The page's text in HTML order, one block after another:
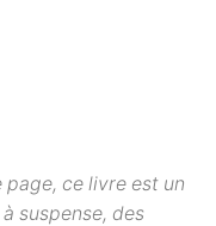
page, ce livre est un
suspense, des